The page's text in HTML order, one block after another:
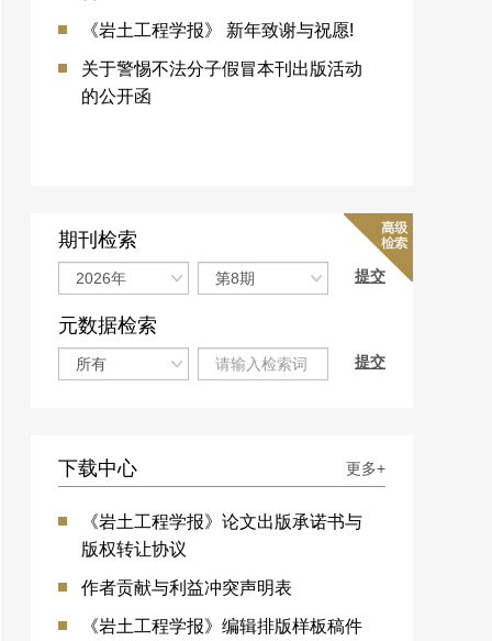
《岩土工程学报》 新年致谢与祝愿!
关于警惕不法分子假冒本刊出版活动
的公开函
期刊检索
元数据检索
下载中心 更多+
《岩土工程学报》论文出版承诺书与
版权转让协议
作者贡献与利益冲突声明表
《岩土工程学报》编辑排版样板稿件